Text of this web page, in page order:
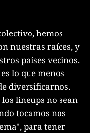
hemos
nuestras raíces, y
países vecinos.
lo que menos
diversificarnos.
lineups no sean
tocamos nos
para tener